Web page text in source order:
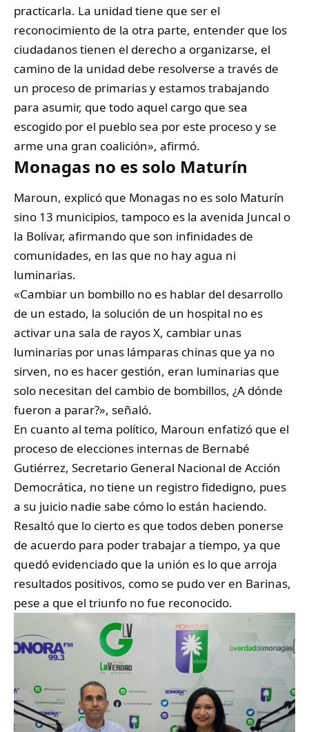
practicarla. La unidad tiene que ser el
reconocimiento de la otra parte, entender que los
ciudadanos tienen el derecho a organizarse, el
camino de la unidad debe resolverse a través de
un proceso de primarias y estamos trabajando
para asumir, que todo aquel cargo que sea
escogido por el pueblo sea por este proceso y se
arme una gran coalición», afirmó.
Monagas no es solo Maturín
Maroun, explicó que Monagas no es solo Maturín
sino 13 municipios, tampoco es la avenida Juncal o
la Bolívar, afirmando que son infinidades de
comunidades, en las que no hay agua ni
luminarias.
«Cambiar un bombillo no es hablar del desarrollo
de un estado, la solución de un hospital no es
activar una sala de rayos X, cambiar unas
luminarias por unas lámparas chinas que ya no
sirven, no es hacer gestión, eran luminarias que
solo necesitan del cambio de bombillos, ¿A dónde
fueron a parar?», señaló.
En cuanto al tema político, Maroun enfatizó que el
proceso de elecciones internas de Bernabé
Gutiérrez, Secretario General Nacional de Acción
Democrática, no tiene un registro fidedigno, pues
a su juicio nadie sabe cómo lo están haciendo.
Resaltó que lo cierto es que todos deben ponerse
de acuerdo para poder trabajar a tiempo, ya que
quedó evidenciado que la unión es lo que arroja
resultados positivos, como se pudo ver en Barinas,
pese a que el triunfo no fue reconocido.